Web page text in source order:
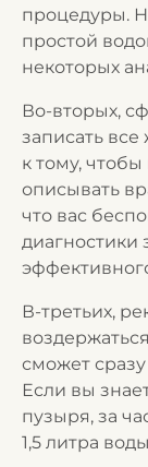
процедуры.
простой
некоторых
Во-вторых,
записать
к тому,
описывать
что вас
диагностики
В-третьих,
сможет
Если вы
пузыря, за
1,5 литра